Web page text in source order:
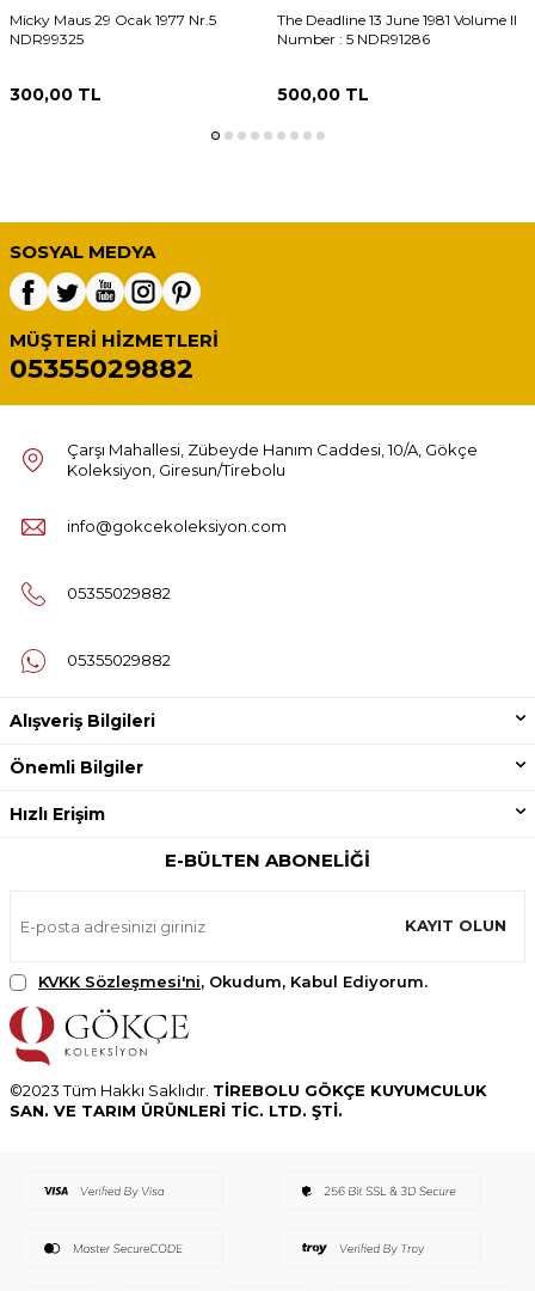
Micky Maus 29 Ocak 1977 Nr.5
NDR99325
300,00 TL
The Deadline 13 June 1981 Volume II
Number : 5 NDR91286
500,00TL
SOSYAL MEDYA
MÜŞTERI HIZMETLERI
05355029882
Çarşı Mahallesi, Zübeyde Hanım Caddesi, 10/A, Gökçe
Koleksiyon, Giresun/Tirebolu
info@gokcekoleksiyon.com
05355029882
05355029882
Alışveriş Bilgileri
Önemli Bilgiler
Hızlı Erişim
E-BÜLTEN ABONELIĞI
KAYIT OLUN
KVKK Sözleşmesi'ni, Okudum, Kabul Ediyorum.
©2023 Tüm Hakkı Saklıdır. TİREBOLU GÖKÇE KUYUMCULUK
SAN. VE TARIM ÜRÜNLERİ TİC. LTD. ŞTİ.